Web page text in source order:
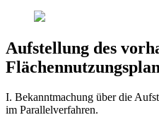
Aufstellung des
I. Bekanntmachung über die
im Parallelverfahren.